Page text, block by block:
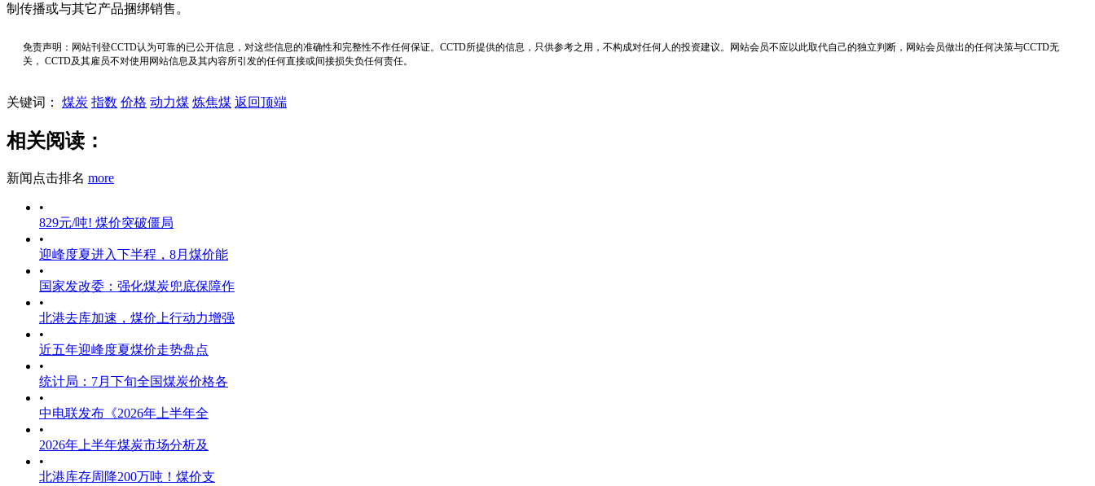
制传播或与其它产品捆绑销售。
免责声明：网站刊登CCTD认为可靠的已公开信息，对这些信息的准确性和完整性不作任何保证。CCTD所提供的信息，只供参考之用，不构成对任何人的投资建议。网站会员不应以此取代自己的独立判断，网站会员做出的任何决策与CCTD无
关， CCTD及其雇员不对使用网站信息及其内容所引发的任何直接或间接损失负任何责任。
关键词： 煤炭 指数 价格 动力煤 炼焦煤 返回顶端
相关阅读：
新闻点击排名 more
•
829元/吨! 煤价突破僵局
•
迎峰度夏进入下半程，8月煤价能
•
国家发改委：强化煤炭兜底保障作
•
北港去库加速，煤价上行动力增强
•
近五年迎峰度夏煤价走势盘点
•
统计局：7月下旬全国煤炭价格各
•
中电联发布《2026年上半年全
•
2026年上半年煤炭市场分析及
•
北港库存周降200万吨！煤价支